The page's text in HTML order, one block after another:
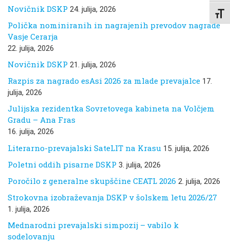
Novičnik DSKP 24. julija, 2026
Polička nominiranih in nagrajenih prevodov nagrade
Vasje Cerarja
22. julija, 2026
Novičnik DSKP 21. julija, 2026
Razpis za nagrado esAsi 2026 za mlade prevajalce 17.
julija, 2026
Julijska rezidentka Sovretovega kabineta na Volčjem
Gradu – Ana Fras
16. julija, 2026
Literarno-prevajalski SateLIT na Krasu 15. julija, 2026
Poletni oddih pisarne DSKP 3. julija, 2026
Poročilo z generalne skupščine CEATL 2026 2. julija, 2026
Strokovna izobraževanja DSKP v šolskem letu 2026/27
1. julija, 2026
Mednarodni prevajalski simpozij – vabilo k
sodelovanju